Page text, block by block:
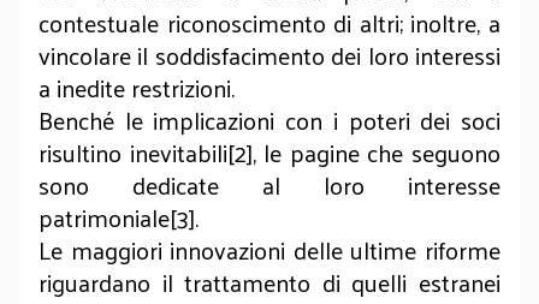
contestuale riconoscimento di altri; inoltre, a
vincolare il soddisfacimento dei loro interessi
a inedite restrizioni.
Benché le implicazioni con i poteri dei soci
risultino inevitabili[2], le pagine che seguono
sono dedicate al loro interesse
patrimoniale[3].
Le maggiori innovazioni delle ultime riforme
riguardano il trattamento di quelli estranei